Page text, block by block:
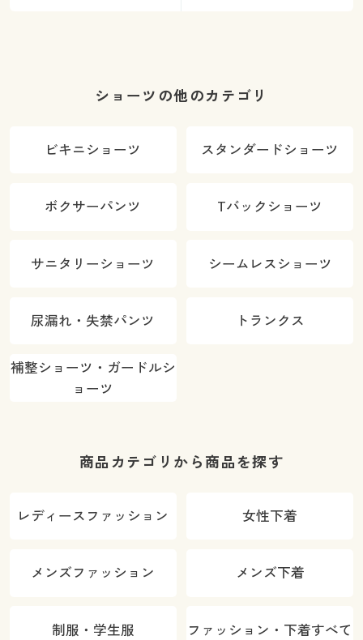
ショーツの他のカテゴリ
ビキニショーツ スタンダードショーツ
ボクサーパンツ Tバックショーツ
サニタリーショーツ シームレスショーツ
尿漏れ・失禁パンツ トランクス
補整ショーツ・ガードルシ
ョーツ
商品カテゴリから商品を探す
レディースファッション 女性下着
メンズファッション メンズ下着
制服・学生服 ファッション・下着すべて